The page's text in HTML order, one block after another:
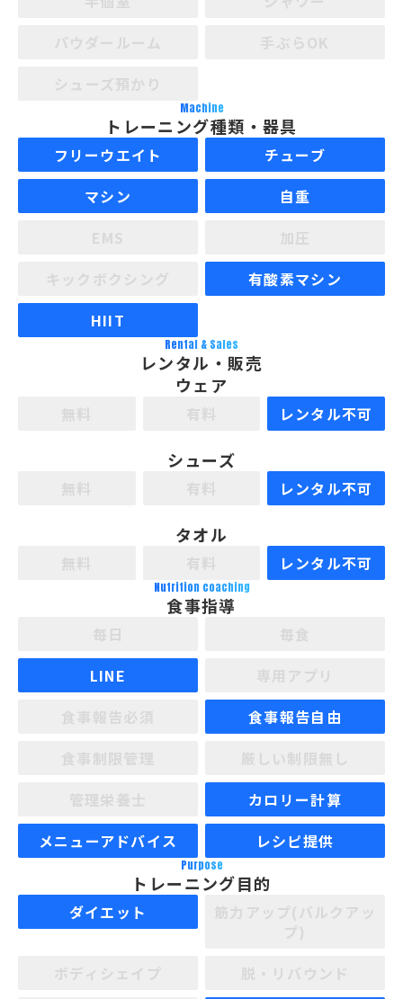
Machine
トレーニング種類・器具
フリーウエイト
チューブ
マシン
自重
有酸素マシン
HIIT
Rental & Sales
レンタル・販売
ウェア
レンタル不可
シューズ
レンタル不可
タオル
レンタル不可
Nutrition coaching
食事指導
LINE
食事報告自由
カロリー計算
メニューアドバイス
レシピ提供
Purpose
トレーニング目的
ダイエット